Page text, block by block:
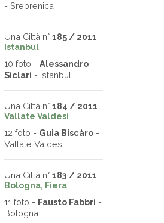
- Srebrenica
Una Città n° 185 / 2011
Istanbul
10 foto - Alessandro
Siclari - Istanbul
Una Città n° 184 / 2011
Vallate Valdesi
12 foto - Guia Biscàro -
Vallate Valdesi
Una Città n° 183 / 2011
Bologna, Fiera
11 foto - Fausto Fabbri -
Bologna